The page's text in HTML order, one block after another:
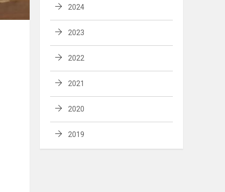
2024
2023
2022
2021
2020
2019